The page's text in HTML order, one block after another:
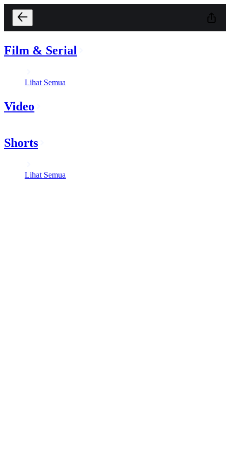
Film & Serial
Lihat Semua
Video
Shorts
Lihat Semua